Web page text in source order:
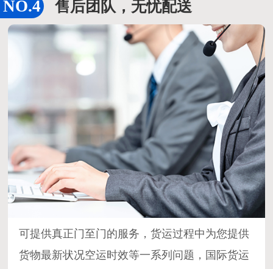
售后团队，无忧配送
可提供真正门至门的服务，货运过程中为您提供
货物最新状况空运时效等一系列问题，国际货运